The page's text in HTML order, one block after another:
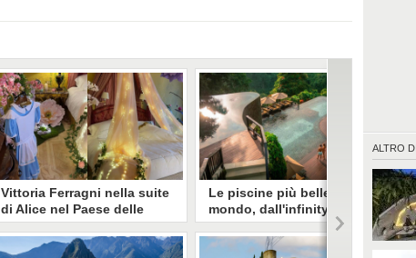
ALTRO DI
Vittoria Ferragni nella suite
di Alice nel Paese delle
Meraviglie: quando e dove
provare l'esperienza
Le piscine più belle del
mondo, dall'infinity pool di
Ravello alla vasca sospesa
tra due grattacieli